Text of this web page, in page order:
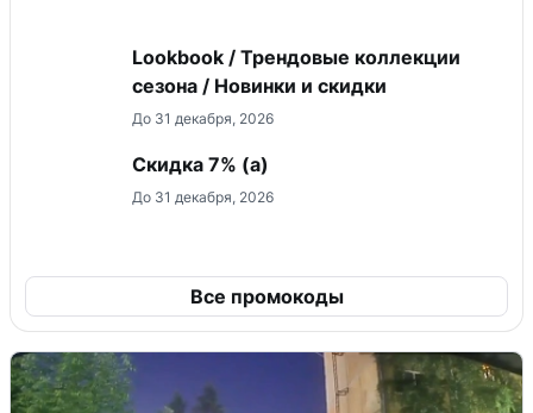
Lookbook / Трендовые коллекции
сезона / Новинки и скидки
До 31 декабря, 2026
Скидка ​7% (а)
До 31 декабря, 2026
Все промокоды